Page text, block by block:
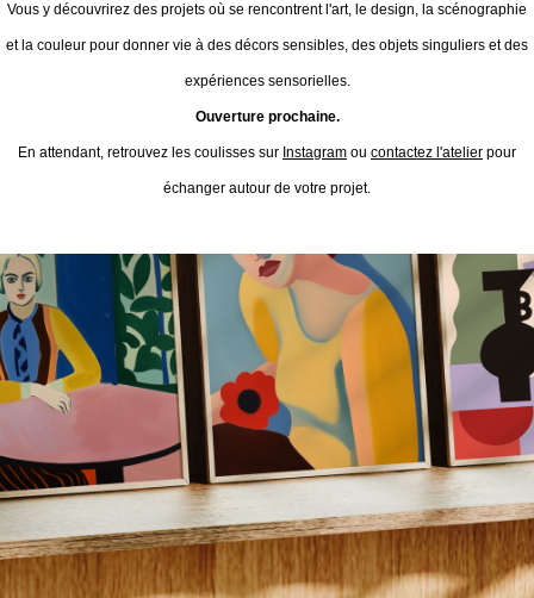
Vous y découvrirez des projets où se rencontrent l'art, le design, la scénographie
et la couleur pour donner vie à des décors sensibles, des objets singuliers et des
expériences sensorielles.
Ouverture prochaine.
En attendant, retrouvez les coulisses sur Instagram ou contactez l'atelier pour
échanger autour de votre projet.